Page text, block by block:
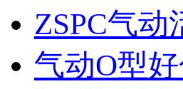
ZSPC气
气动O型